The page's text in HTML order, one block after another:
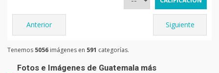
Anterior Siguiente
Tenemos 5056 imágenes en 591 categorías.
Fotos e Imágenes de Guatemala más